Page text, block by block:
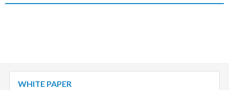
WHITE PAPER